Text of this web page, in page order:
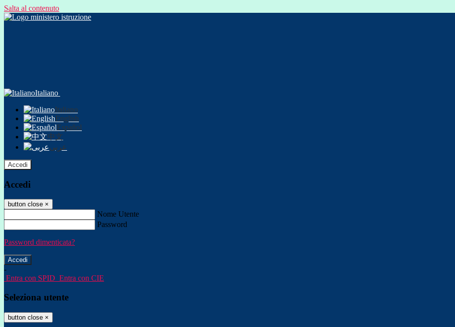
Salta al contenuto
Italiano
Italiano
English
Español
中文
عربى
Accedi
Accedi
button close ×
Nome Utente
Password
Password dimenticata?
-
Entra con SPID Entra con CIE
Seleziona utente
button close ×